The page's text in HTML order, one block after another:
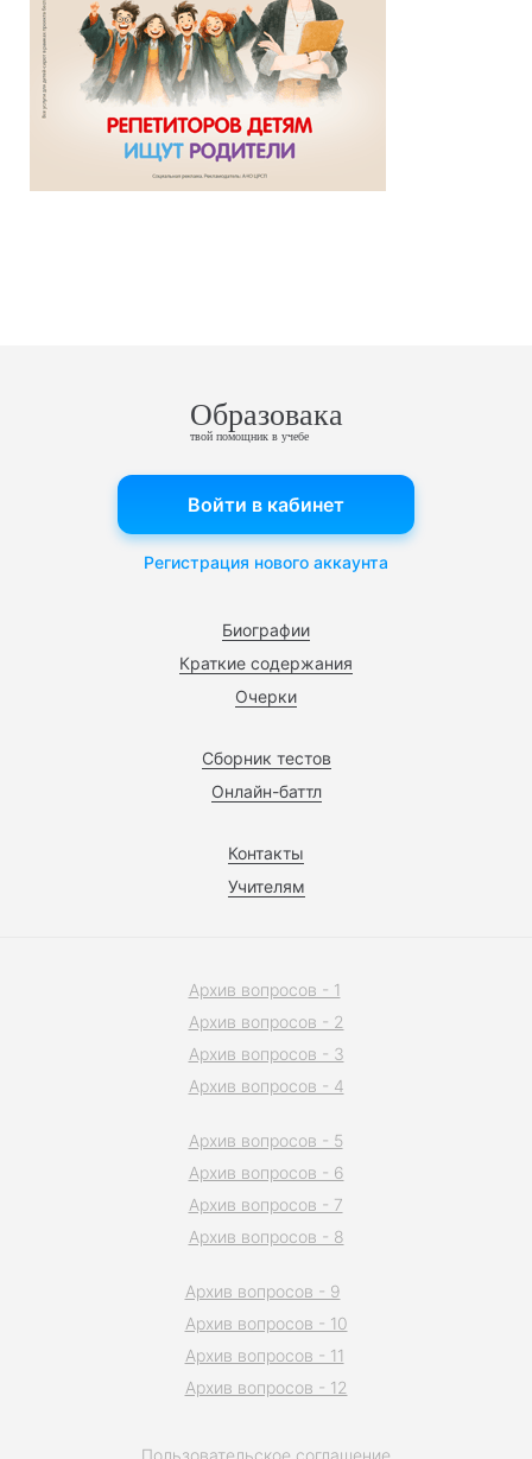
Образовака
твой помощник в учебе
Биографии
Краткие содержания
Очерки
Сборник тестов
Онлайн-баттл
Контакты
Учителям
Войти в кабинет
Регистрация нового аккаунта
Пользовательское соглашение
Архив вопросов - 1
Архив вопросов - 2
Архив вопросов - 3
Архив вопросов - 4
Архив вопросов - 5
Архив вопросов - 6
Архив вопросов - 7
Архив вопросов - 8
Архив вопросов - 9
Архив вопросов - 10
Архив вопросов - 11
Архив вопросов - 12